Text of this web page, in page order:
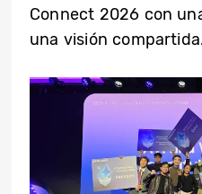
Connect 2026 con
una visión